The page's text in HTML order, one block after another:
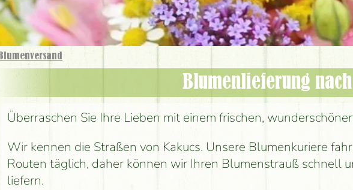
Blumenversand
Blumenlieferung
Überraschen Sie Ihre Lieben mit einem frischen,
Wir kennen die Straßen von Kakucs. Unsere Blumenkuriere
Routen täglich, daher können wir Ihren Blumenstrauß schnell
liefern.